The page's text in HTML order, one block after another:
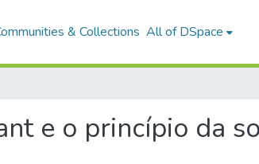
& Collections All of DSpace
e o princípio da